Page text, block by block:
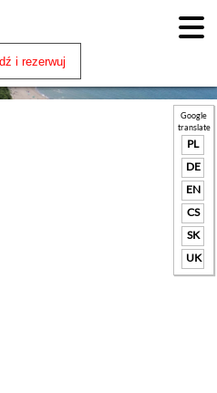
Google
translate
PL
DE
EN
CS
SK
UK